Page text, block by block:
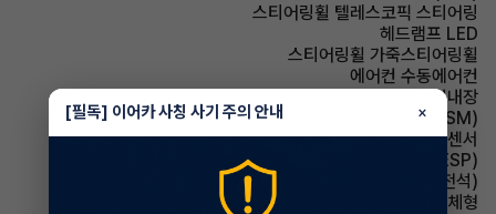
스티어링휠 텔레스코픽 스티어링
헤드램프 LED
스티어링휠 가죽스티어링휠
에어컨 수동에어컨
스티어링휠 열선내장
주행안전 샤시 통합 제어 시스템(VSM)
주차보조 후방감지센서
주행안전 차체자세제어장치(VDC,ESC,ESP)
시트 전동시트(운전석)
사이드미러 방향지시등 일체형
[필독] 이어카 사칭 사기 주의 안내 ×